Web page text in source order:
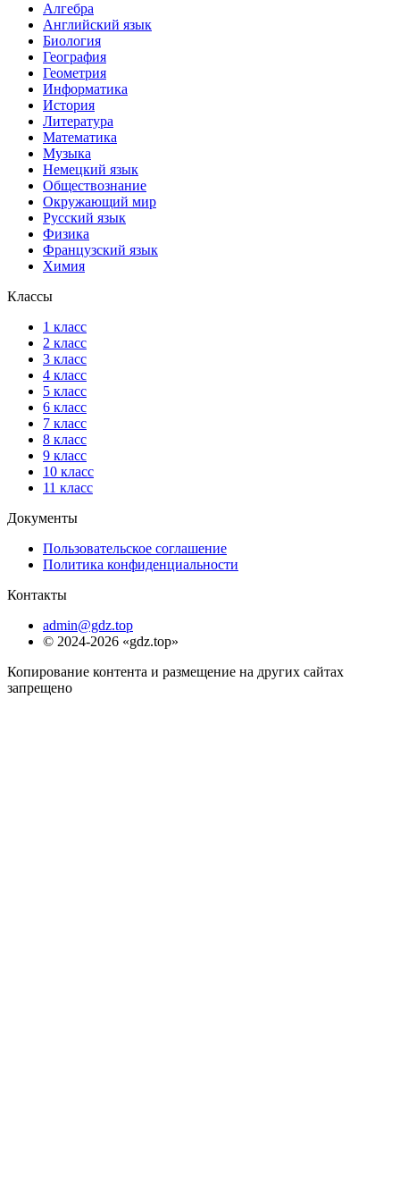
Алгебра
Английский язык
Биология
География
Геометрия
Информатика
История
Литература
Математика
Музыка
Немецкий язык
Обществознание
Окружающий мир
Русский язык
Физика
Французский язык
Химия
Классы
1 класс
2 класс
3 класс
4 класс
5 класс
6 класс
7 класс
8 класс
9 класс
10 класс
11 класс
Документы
Пользовательское соглашение
Политика конфиденциальности
Контакты
admin@gdz.top
© 2024-2026 «gdz.top»
Копирование контента и размещение на других сайтах
запрещено